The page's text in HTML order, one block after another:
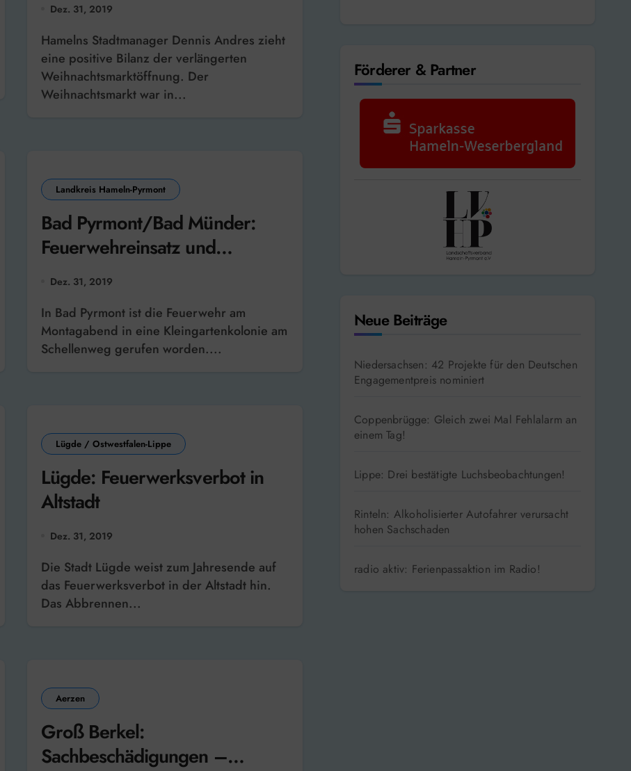
Dez. 31, 2019
Hamelns Stadtmanager Dennis Andres zieht
eine positive Bilanz der verlängerten
Weihnachtsmarktöffnung. Der
Weihnachtsmarkt war in...
Landkreis Hameln-Pyrmont
Bad Pyrmont/Bad Münder:
Feuerwehreinsatz und
Verdacht auf Drogeneinfluss
am Steuer
Dez. 31, 2019
In Bad Pyrmont ist die Feuerwehr am
Montagabend in eine Kleingartenkolonie am
Schellenweg gerufen worden....
Lügde / Ostwestfalen-Lippe
Lügde: Feuerwerksverbot in
Altstadt
Dez. 31, 2019
Die Stadt Lügde weist zum Jahresende auf
das Feuerwerksverbot in der Altstadt hin.
Das Abbrennen...
Aerzen
Groß Berkel:
Sachbeschädigungen –
Förderer & Partner
Neue Beiträge
Niedersachsen: 42 Projekte für den Deutschen
Engagementpreis nominiert
Coppenbrügge: Gleich zwei Mal Fehlalarm an
einem Tag!
Lippe: Drei bestätigte Luchsbeobachtungen!
Rinteln: Alkoholisierter Autofahrer verursacht
hohen Sachschaden
radio aktiv: Ferienpassaktion im Radio!